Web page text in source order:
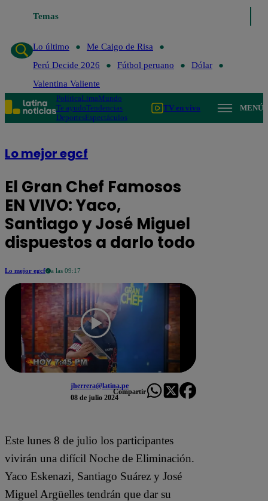
Temas
Lo último
Lo último
Me Caigo de Risa
Perú Decide 2026
Fútbol peruano
Dólar
Valentina Valiente
PolíticaLimaMundo
Te ayudoTendencias
DeportesEspectáculos
TV en vivo MENÚ
Lo mejor egcf
El Gran Chef Famosos
EN VIVO: Yaco,
Santiago y José Miguel
dispuestos a darlo todo
Lo mejor egcf a las 09:17
jherrera@latina.pe
08 de julio 2024
Compartir
Este lunes 8 de julio los participantes
vivirán una difícil Noche de Eliminación.
Yaco Eskenazi, Santiago Suárez y José
Miguel Argüelles tendrán que dar su